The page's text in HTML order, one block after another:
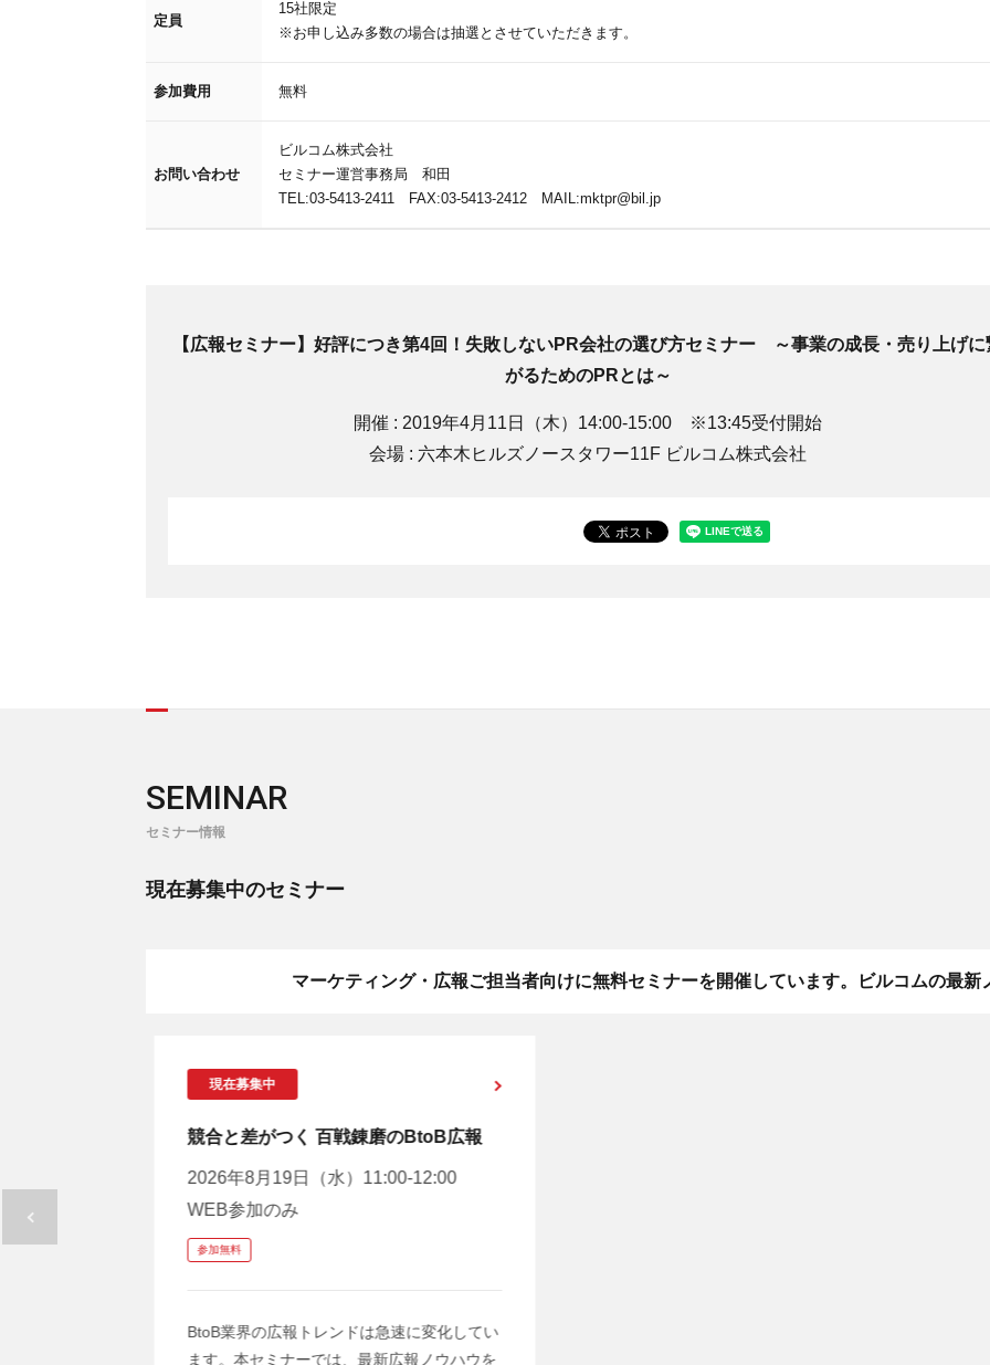
定員
15社限定
※お申し込み多数の場合は抽選とさせていただきます。
参加費用 無料
お問い合わせ
ビルコム株式会社
セミナー運営事務局 和田
TEL:03-5413-2411 FAX:03-5413-2412 MAIL:mktpr@bil.jp
【広報セミナー】好評につき第4回！失敗しないPR会社の選び方セミナー ～事業の成長・売り上げに
がるためのPRとは～
開催 : 2019年4月11日（木）14:00-15:00 ※13:45受付開始
会場 : 六本木ヒルズノースタワー11F ビルコム株式会社
SEMINAR
セミナー情報
現在募集中のセミナー
マーケティング・広報ご担当者向けに無料セミナーを開催しています。ビルコムの最新
現在募集中
競合と差がつく 百戦錬磨のBtoB広報
2026年8月19日（水）11:00-12:00
WEB参加のみ
参加無料
BtoB業界の広報トレンドは急速に変化してい
ます。本セミナーでは、最新広報ノウハウを